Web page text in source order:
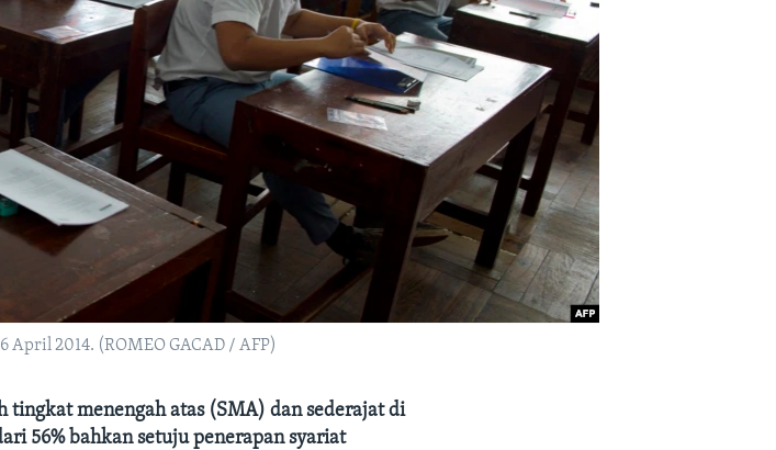
2014. (ROMEO GACAD / AFP)
tingkat menengah atas (SMA) dan sederajat di
56% bahkan setuju penerapan syariat